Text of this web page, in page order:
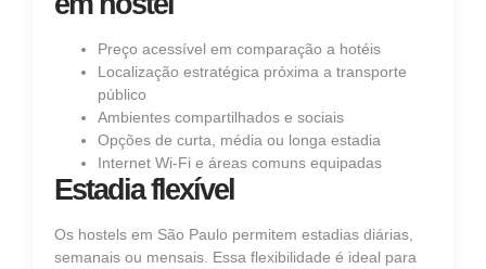
Preço acessível em comparação a hotéis
Localização estratégica próxima a transporte
público
Ambientes compartilhados e sociais
Opções de curta, média ou longa estadia
Internet Wi‑Fi e áreas comuns equipadas
Estadia flexível
Os hostels em São Paulo permitem estadias diárias,
semanais ou mensais. Essa flexibilidade é ideal para